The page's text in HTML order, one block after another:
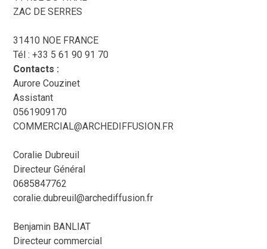
ZAC DE SERRES
31410 NOE FRANCE
Tél : +33 5 61 90 91 70
Contacts :
Aurore Couzinet
Assistant
0561909170
COMMERCIAL@ARCHEDIFFUSION.FR
Coralie Dubreuil
Directeur Général
0685847762
coralie.dubreuil@archediffusion.fr
Benjamin BANLIAT
Directeur commercial